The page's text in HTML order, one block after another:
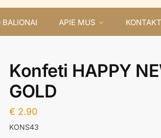
BALIONAI APIE MUS
Konfeti HAPPY
GOLD
€ 2.90
KONS43